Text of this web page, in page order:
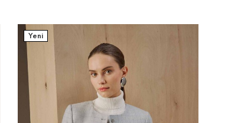
Yeni